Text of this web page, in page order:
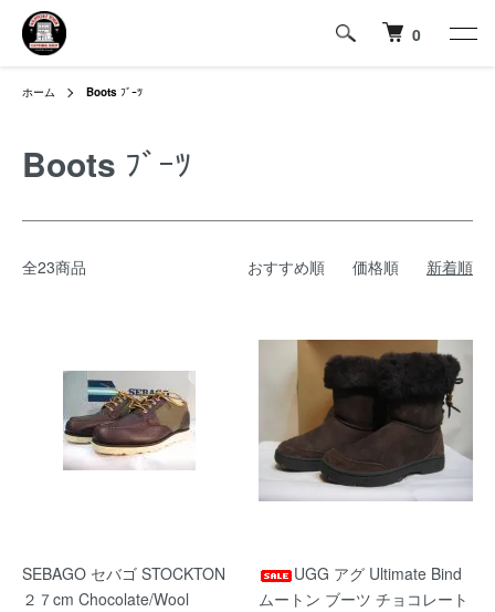
0
ホーム Boots ﾌﾞｰﾂ
Boots ﾌﾞｰﾂ
全23商品 おすすめ順 価格順 新着順
SEBAGO セバゴ STOCKTON
２７cm Chocolate/Wool
UGG アグ Ultimate Bind
ムートン ブーツ チョコレート